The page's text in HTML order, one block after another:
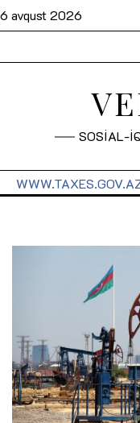
6 avqust 2026
SOSİAL-